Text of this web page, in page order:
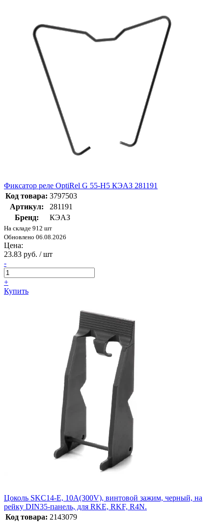
Фиксатор реле OptiRel G 55-H5 КЭАЗ 281191
Код товара: 3797503
Артикул:
281191
Бренд:
КЭАЗ
На складе 912 шт
Обновлено 06.08.2026
Цена:
23.83 руб. / шт
-
+
Купить
Цоколь SKC14-E, 10A(300V), винтовой зажим, черный, на
рейку DIN35-панель, для RKE, RKF, R4N.
Код товара: 2143079